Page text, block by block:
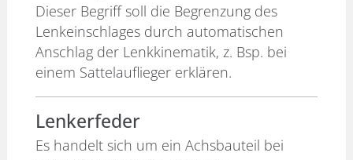
Dieser Begriff soll die Begrenzung des
Lenkeinschlages durch automatischen
Anschlag der Lenkkinematik, z. Bsp. bei
einem Sattelauflieger erklären.
Lenkerfeder
Es handelt sich um ein Achsbauteil bei